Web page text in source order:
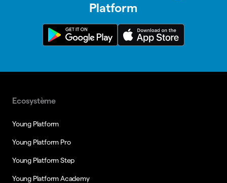
Platform
Ecosystème
Young Platform
Young Platform Pro
Young Platform Step
Young Platform Academy